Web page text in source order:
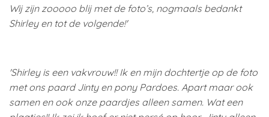
Wij zijn zooooo blij met de foto’s, nogmaals bedankt
Shirley en tot de volgende!'
'Shirley is een vakvrouw!! Ik en mijn dochtertje op de foto
met ons paard Jinty en pony Pardoes. Apart maar ook
samen en ook onze paardjes alleen samen. Wat een